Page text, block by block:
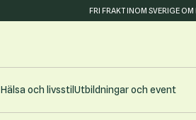
FRI FRAKT INOM SVERIGE
Hälsa och livsstilUtbildningar och event